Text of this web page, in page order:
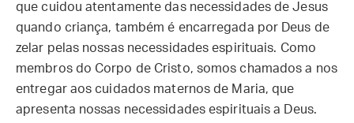
que cuidou atentamente das necessidades de Jesus
quando criança, também é encarregada por Deus de
zelar pelas nossas necessidades espirituais. Como
membros do Corpo de Cristo, somos chamados a nos
entregar aos cuidados maternos de Maria, que
apresenta nossas necessidades espirituais a Deus.